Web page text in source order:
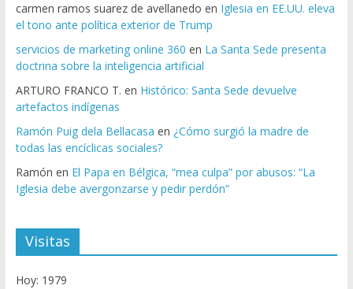
carmen ramos suarez de avellanedo en Iglesia en EE.UU. eleva
el tono ante política exterior de Trump
servicios de marketing online 360 en La Santa Sede presenta
doctrina sobre la inteligencia artificial
ARTURO FRANCO T. en Histórico: Santa Sede devuelve
artefactos indígenas
Ramón Puig dela Bellacasa en ¿Cómo surgió la madre de
todas las encíclicas sociales?
Ramón en El Papa en Bélgica, “mea culpa” por abusos: “La
Iglesia debe avergonzarse y pedir perdón”
Visitas
Hoy: 1979